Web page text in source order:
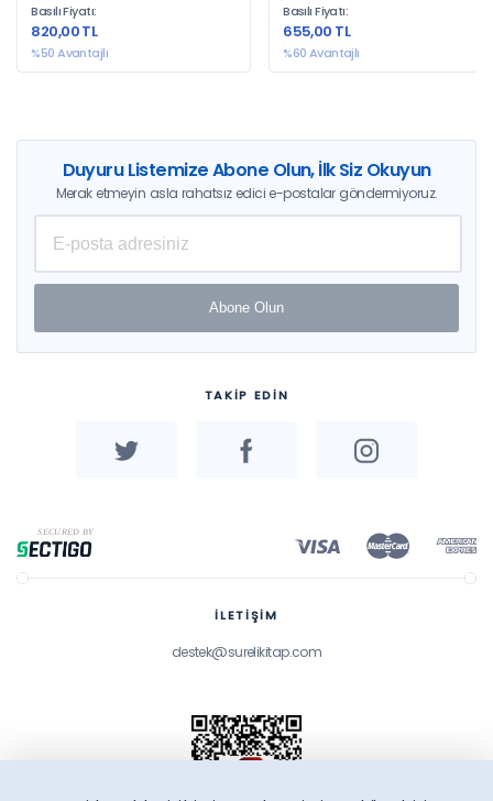
Basılı Fiyatı:
820,00 TL
%50 Avantajlı
Basılı Fiyatı:
655,00 TL
%60 Avantajlı
Duyuru Listemize Abone Olun, İlk Siz Okuyun
Merak etmeyin asla rahatsız edici e-postalar göndermiyoruz.
Abone Olun
TAKİP EDİN
İLETİŞİM
destek@surelikitap.com